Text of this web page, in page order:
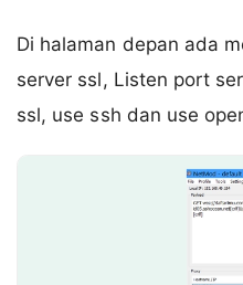
Di halaman depan ada
server ssl, Listen port
ssl, use ssh dan use